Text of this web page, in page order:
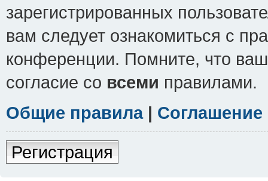
зарегистрированных
вам следует ознакомиться с
конференции. Помните, что
согласие со всеми правилами.
Общие правила|
Регистрация